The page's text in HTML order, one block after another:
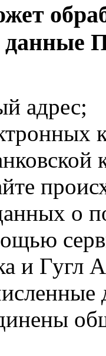
адрес;
о
и Гугл